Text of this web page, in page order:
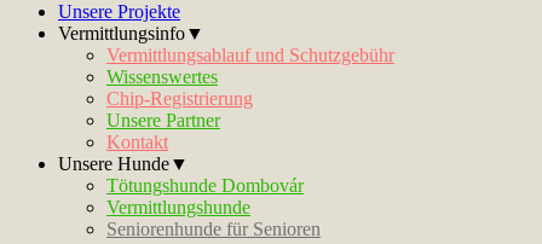
Unsere Projekte
Vermittlungsinfo▼
Vermittlungsablauf und Schutzgebühr
Wissenswertes
Chip-Registrierung
Unsere Partner
Kontakt
Unsere Hunde▼
Tötungshunde Dombovár
Vermittlungshunde
Seniorenhunde für Senioren